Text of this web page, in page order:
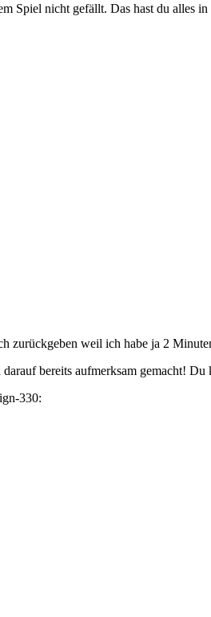
Spiel nicht gefällt. Das hast du
zurückgeben weil ich habe ja 2
bereits aufmerksam gemacht!